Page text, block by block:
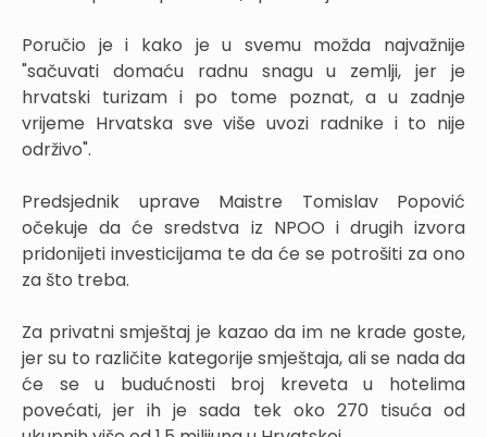
Poručio je i kako je u svemu možda najvažnije
"sačuvati domaću radnu snagu u zemlji, jer je
hrvatski turizam i po tome poznat, a u zadnje
vrijeme Hrvatska sve više uvozi radnike i to nije
održivo".
Predsjednik uprave Maistre Tomislav Popović
očekuje da će sredstva iz NPOO i drugih izvora
pridonijeti investicijama te da će se potrošiti za ono
za što treba.
Za privatni smještaj je kazao da im ne krade goste,
jer su to različite kategorije smještaja, ali se nada da
će se u budućnosti broj kreveta u hotelima
povećati, jer ih je sada tek oko 270 tisuća od